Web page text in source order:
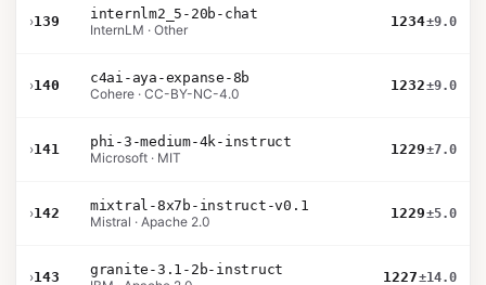
›139
internlm2_5-20b-chat
InternLM · Other
1234±9.0
›140
c4ai-aya-expanse-8b
Cohere · CC-BY-NC-4.0
1232±9.0
›141
phi-3-medium-4k-instruct
Microsoft · MIT
1229±7.0
›142
mixtral-8x7b-instruct-v0.1
Mistral · Apache 2.0
1229±5.0
›143
granite-3.1-2b-instruct
1227±14.0